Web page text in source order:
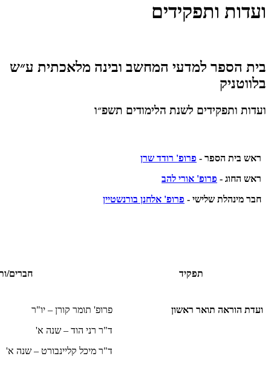
ועדות ותפקידים
בית הספר למדעי המחשב ובינה מלאכתית ע״ש
בלווטניק
ועדות ותפקידים לשנת הלימודים תשפ״ו
ראש בית הספר - פרופ' רודד שרן
ראש החוג - פרופ' אורי להב
חבר מינהלת שלישי - פרופ' אלחנן בורנשטיין
תפקיד חברים/
ועדת הוראה תואר ראשון
פרופ' תומר קורן – יו"ר
ד"ר רני הוד – שנה א'
ד"ר מיכל קליינבורט – שנה א'